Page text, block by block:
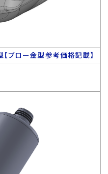
ブロー金型参考価格記載】